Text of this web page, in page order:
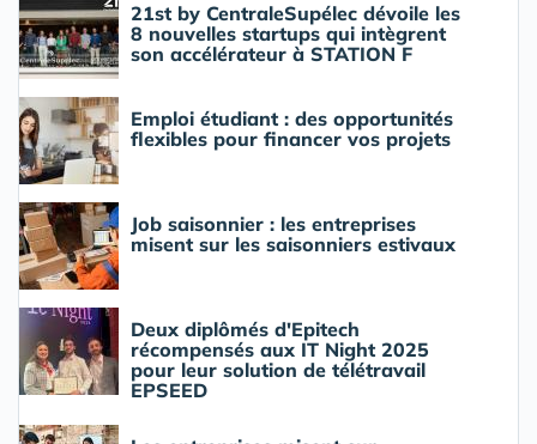
21st by CentraleSupélec dévoile les
8 nouvelles startups qui intègrent
son accélérateur à STATION F
Emploi étudiant : des opportunités
flexibles pour financer vos projets
Job saisonnier : les entreprises
misent sur les saisonniers estivaux
Deux diplômés d'Epitech
récompensés aux IT Night 2025
pour leur solution de télétravail
EPSEED